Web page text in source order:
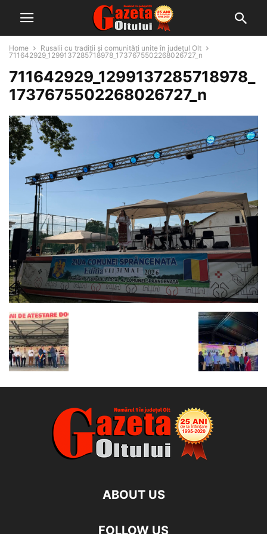
Home
Rusalii cu tradiții și comunități unite în județul Olt
711642929_1299137285718978_1737675502268026727_n
711642929_1299137285718978_
1737675502268026727_n
ABOUT US
FOLLOW US